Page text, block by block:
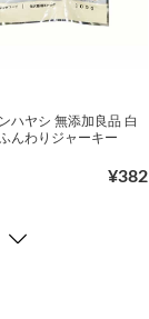
ハヤシ 無添加良品 白
んわりジャーキー
¥382